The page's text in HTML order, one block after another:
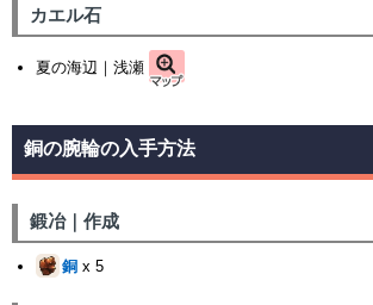
カエル石
夏の海辺｜浅瀬
銅の腕輪の入手方法
鍛冶｜作成
銅 x 5